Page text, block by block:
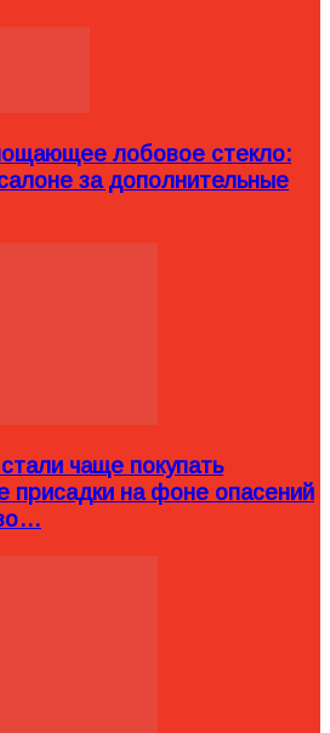
лобовое стекло:
за дополнительные
чаще покупать
присадки на фоне опасений